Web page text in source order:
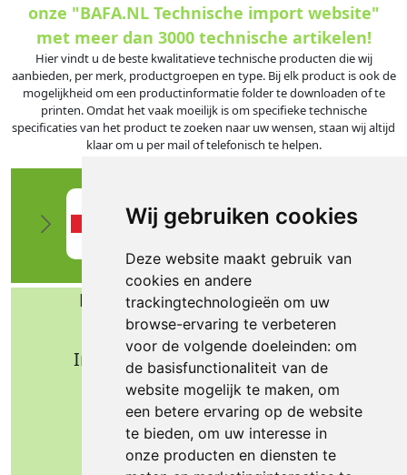
Wij gebruiken cookies
Deze website maakt gebruik van
cookies en andere
trackingtechnologieën om uw
browse-ervaring te verbeteren
voor de volgende doeleinden: om
de basisfunctionaliteit van de
website mogelijk te maken, om
een betere ervaring op de website
te bieden, om uw interesse in
onze producten en diensten te
onze "BAFA.NL Technische import website"
met meer dan 3000 technische artikelen!
Hier vindt u de beste kwalitatieve technische producten die wij
aanbieden, per merk, productgroepen en type. Bij elk product is ook de
mogelijkheid om een productinformatie folder te downloaden of te
printen. Omdat het vaak moeilijk is om specifieke technische
specificaties van het product te zoeken naar uw wensen, staan wij altijd
klaar om u per mail of telefonisch te helpen.
Bafa b.v. Technische import
Nijverheidsweg 11
Industrieterrein Verheulsweide
7005 AS Doetinchem
Tel.: +31 (0)314 344 342
Email: info@bafa.nl